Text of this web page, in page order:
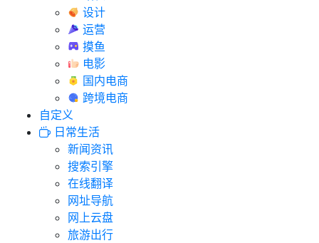
设计
运营
摸鱼
电影
国内电商
跨境电商
自定义
日常生活
新闻资讯
搜索引擎
在线翻译
网址导航
网上云盘
旅游出行